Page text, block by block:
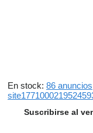
En stock: 86 anuncios
Suscribirse al